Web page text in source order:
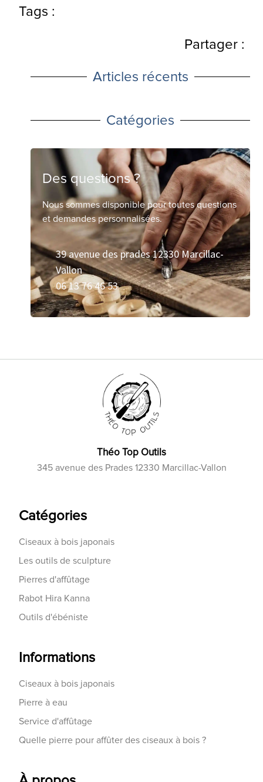
Tags :
Partager :
Articles récents
Catégories
Des questions ?
Nous sommes disponible pour toutes questions
et demandes personnalisées.
39 avenue des prades 12330 Marcillac-
Vallon
06 13 76 46 53
Théo Top Outils
345 avenue des Prades 12330 Marcillac-Vallon
Catégories
Ciseaux à bois japonais
Les outils de sculpture
Pierres d'affûtage
Rabot Hira Kanna
Outils d'ébéniste
Informations
Ciseaux à bois japonais
Pierre à eau
Service d'affûtage
Quelle pierre pour affûter des ciseaux à bois ?